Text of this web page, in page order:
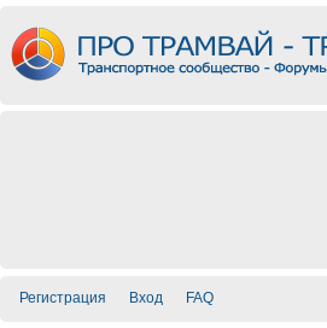
Регистрация Вход FAQ